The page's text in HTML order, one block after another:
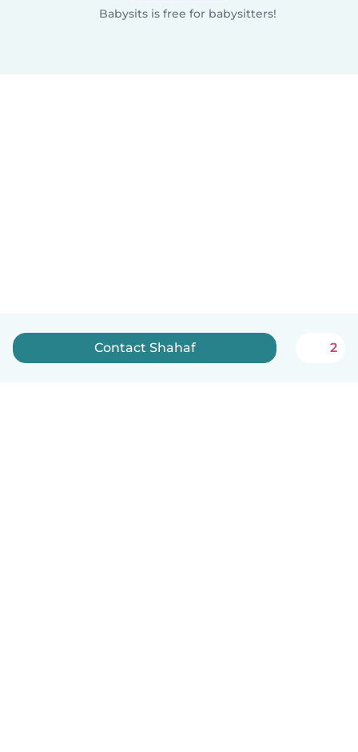
Babysits is free for babysitters!
Contact Shahaf 2